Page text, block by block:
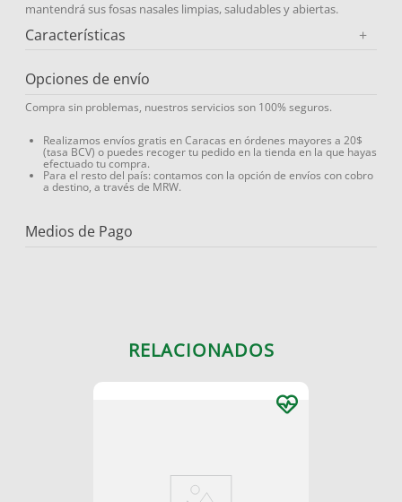
mantendrá sus fosas nasales limpias, saludables y abiertas.
Características +
Opciones de envío
Compra sin problemas, nuestros servicios son 100% seguros.
Realizamos envíos gratis en Caracas en órdenes mayores a 20$
(tasa BCV) o puedes recoger tu pedido en la tienda en la que hayas
efectuado tu compra.
Para el resto del país: contamos con la opción de envíos con cobro
a destino, a través de MRW.
Medios de Pago
RELACIONADOS